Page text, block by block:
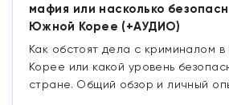
мафия или насколько
Южной Корее (+АУДИО)
Как обстоят дела с криминалом в
Корее или какой уровень
стране. Общий обзор и личный